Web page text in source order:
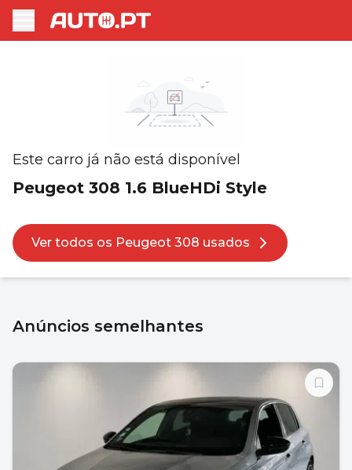
Este carro já não está disponível
Peugeot 308 1.6 BlueHDi Style
Ver todos os Peugeot 308 usados
Anúncios semelhantes